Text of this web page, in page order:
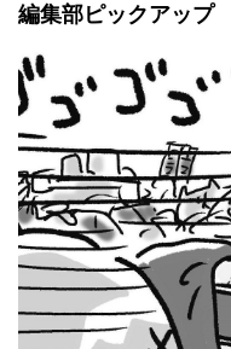
編集部ピックアップ